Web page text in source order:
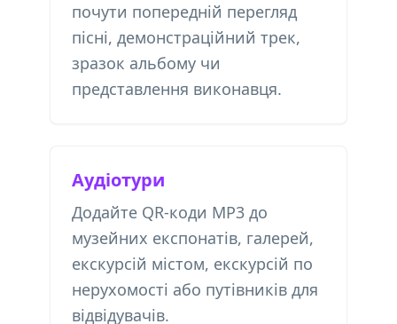
почути попередній перегляд
пісні, демонстраційний трек,
зразок альбому чи
представлення виконавця.
Аудіотури
Додайте QR-коди MP3 до
музейних експонатів, галерей,
екскурсій містом, екскурсій по
нерухомості або путівників для
відвідувачів.